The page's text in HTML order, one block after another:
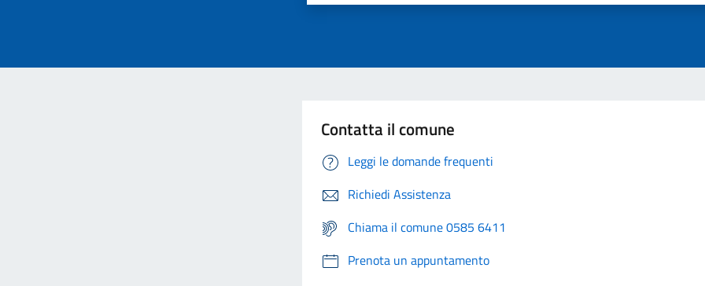
Contatta il comune
Leggi le domande frequenti
Richiedi Assistenza
Chiama il comune 0585 6411
Prenota un appuntamento